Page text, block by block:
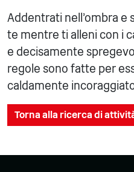
Addentrati nell'ombra e
te mentre ti alleni con i
e decisamente
regole sono fatte per
caldamente
Torna alla ricerca di